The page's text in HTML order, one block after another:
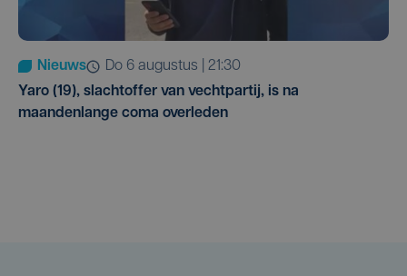
Nieuws
do 6 augustus | 21:30
Yaro (19), slachtoffer van vechtpartij, is na
maandenlange coma overleden